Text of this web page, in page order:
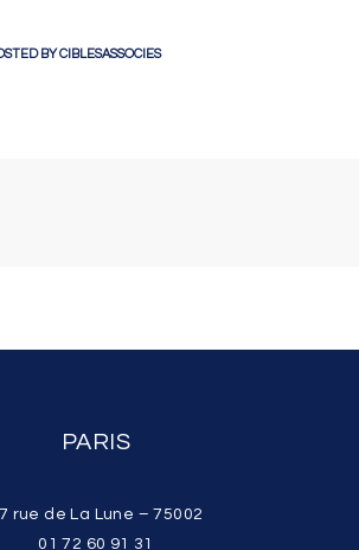
BYCIBLESASSOCIES
PARIS
rue de La Lune – 75002
01 72 60 91 31